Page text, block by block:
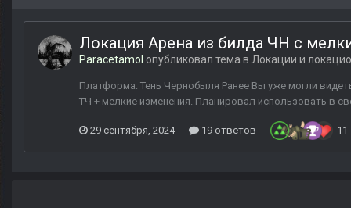
Локация Арена из билда ЧН с
Paracetamol опубликовал тема в Локации и
Платформа: Тень Чернобыля Ранее Вы уже могли
ТЧ + мелкие изменения. Планировал использовать в
29 сентября, 2024 19 ответов 11